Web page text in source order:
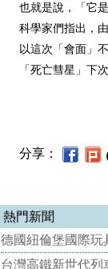
也就是說，「它
科學家們指出，
以這次「會面」
「死亡彗星」下
分享：
熱門新聞
德國紐倫堡國際
台灣高鐵新世代